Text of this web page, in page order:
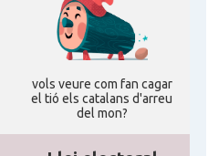
vols veure com fan cagar
el tió els catalans d'arreu
del mon?